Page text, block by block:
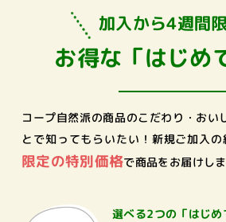
加入から4週間
お得な「はじめ
コープ自然派の商品のこだわり・おい
とで知ってもらいたい！ 新規ご加入
限定の特別価格で商品をお届けしま
選べる2つの「はじめ